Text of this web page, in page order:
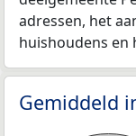
adressen, het
huishoudens en
Gemiddeld